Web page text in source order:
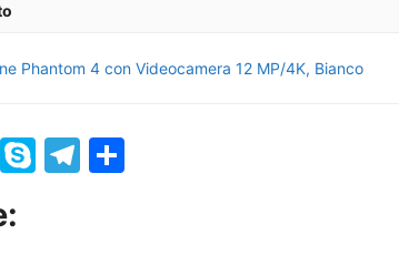
Phantom 4 con Videocamera 12 MP/4K, Bianco
M S
T